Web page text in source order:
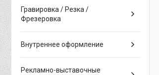
Гравировка / Резка /
Фрезеровка
Внутреннее оформление
Рекламно-выставочные